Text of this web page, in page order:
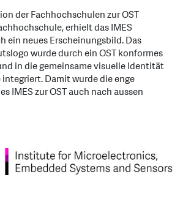
der Fachhochschulen zur OST
erhielt das IMES
ein neues Erscheinungsbild. Das
wurde durch ein OST konformes
in die gemeinsame visuelle Identität
Damit wurde die enge
IMES zur OST auch nach aussen